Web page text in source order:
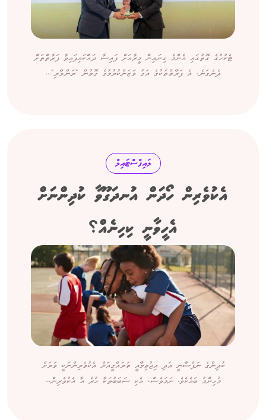
ޓެކުހުގެ ގޮތުގައި އެންމެ ގިނައިން މީރާއަށް ފައިސާ ދައްކައިފައިވާ ފަރާތްތަށް
ދެނެގަނެ، އެ ފަރާތްތަކުގެ އަގު ވަޒަންކުރުމުގެ ގޮތުން "ރަންލާރި"...
ލައިފްސްޓައިލް
އެކުވެރިން ހޯދަން އުނދަގޫވާ ކުދިންނަށް
އެހީވާނީ ކިހިނެއް؟
ކުދިންގެ ނަފްސާނީ އަދި އިޖުތިމާއީ ތަރައްގީއަށް އެކުވެރިންނަކީ ވަރަށް
މުހިންމު ބައެކެވެ. ނަމަވެސް، އެކި ސަބަބުތަކާ ހުރެ އާ އެކުވެރިން...